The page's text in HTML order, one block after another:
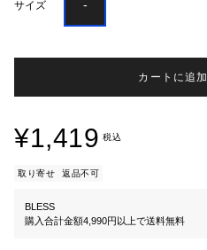
サイズ -
カートに追加
¥1,419 税込
取り寄せ 返品不可
BLESS
購入合計金額4,990円以上で送料無料